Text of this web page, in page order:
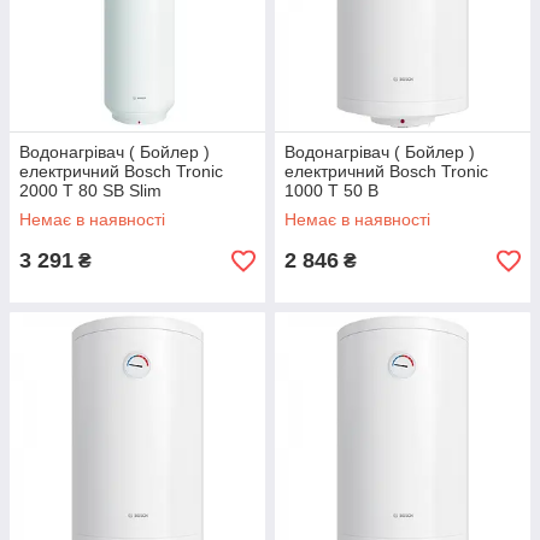
Продумана теплоізоляція, яка забезпечує тривале
збереження води в підігрітому стані.
Вдале поєднання продуктивності і економічності, що
дозволяє гарантовано користуватися гарячою водою і
не витрачати зайвих коштів на оплату електроенергії.
впишеться в будь облаштування інтер'єру.
компанії«Бош» бойлери
, як і інша побутова техніка, що
випускається під цією популярною торговою маркою,
відрізняються гарантовано високою якістю використовуваних
Різноманітність електричних водонагрівачів Bosch
Водонагрівач ( Бойлер )
електричний Bosch Tronic
2000 T 80 SB Slim
Немає в наявності
3 291 ₴
Водонагрівач ( Бойлер )
електричний Bosch Tronic
1000 T 50 B
Немає в наявності
2 846 ₴